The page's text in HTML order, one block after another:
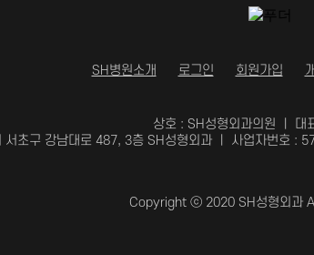
SH병원소개 로그인 회원가입
상호 : SH성형외과의원 ㅣ 대
서초구 강남대로 487, 3층 SH성형외과ㅣ 사업자번호 :
Copyright ⓒ 2020 SH성형외과